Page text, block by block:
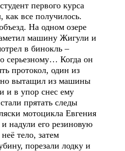
первого курса
как все получилось.
На одном озере
машину Жигули и
в бинокль –
серьезному… Когда он
протокол, один из
вытащил из машины
и в упор снес ему
прятать следы
мотоцикла Евгения
надули его резиновую
тело, затем
порезали лодку и